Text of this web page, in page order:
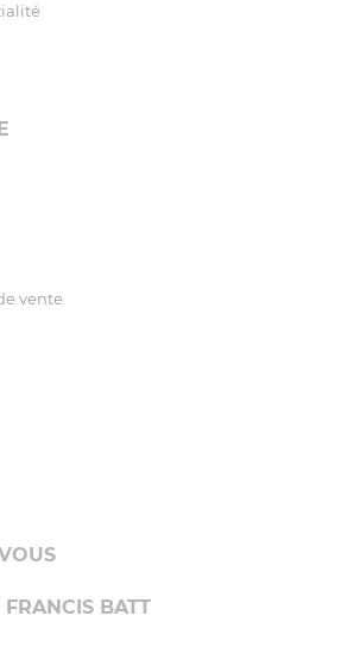
vente
BATT